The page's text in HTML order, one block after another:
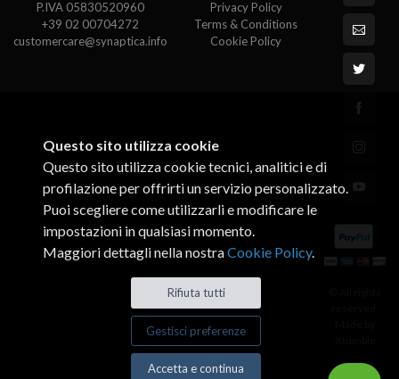
P.IVA 05830520960
+39 02 00704272
customercare@synaptica.info
Privacy Policy
Terms & Conditions
Cookie Policy
Questo sito utilizza cookie
Questo sito utilizza cookie tecnici, analitici e di
profilazione per offrirti un servizio personalizzato.
Puoi scegliere come utilizzarli e modificare le
impostazioni in qualsiasi momento.
Maggiori dettagli nella nostraCookie Policy.
Rifiuta tutti
Gestisci preferenze
Accetta e continua